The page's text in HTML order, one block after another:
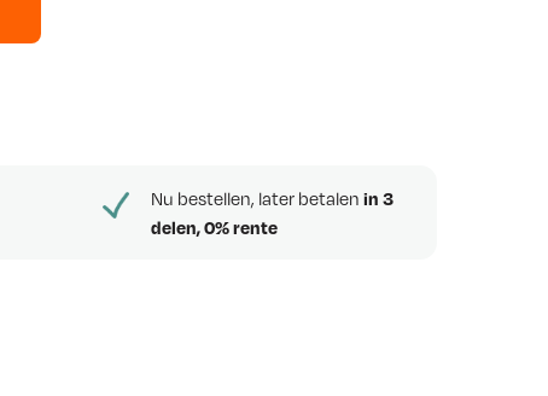
Nu bestellen, later betalenin 3
delen, 0% rente